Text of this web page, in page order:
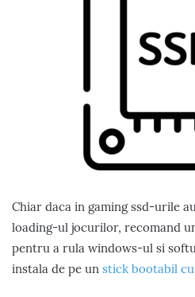
Chiar daca in gaming ssd-urile
loading-ul jocurilor, recomand
pentru a rula windows-ul si
instala de pe un stick bootabil